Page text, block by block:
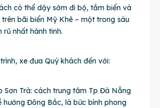
có thể dậy sớm đi bộ, tắm biển và
trên bãi biển Mỹ Khê – một trong sáu
rũ nhất hành tinh.
xe đưa Quý khách đến với:
Sơn Trà: cách trung tâm Tp Đà Nẵng
hướng Đông Bắc, là bức bình phong